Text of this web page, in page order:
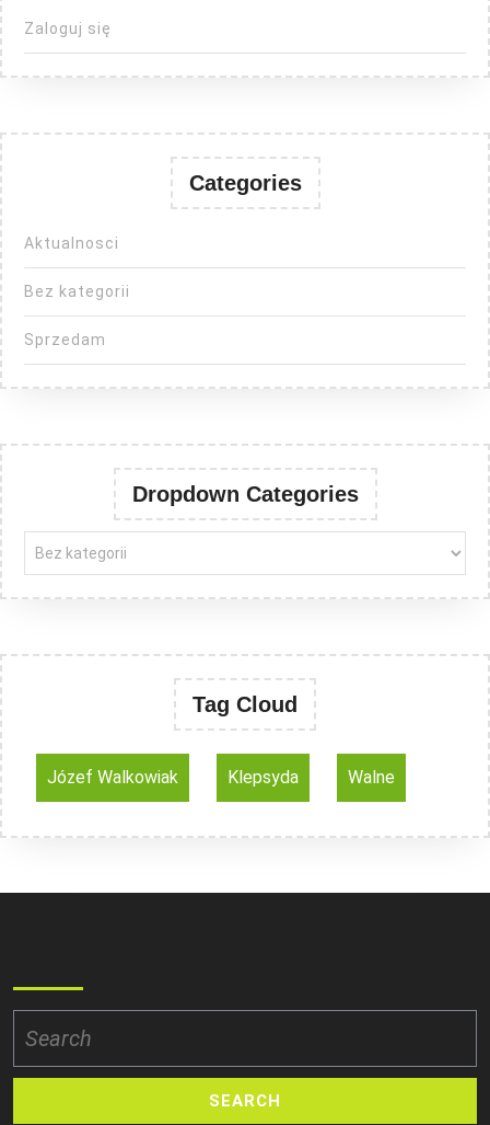
Zaloguj się
Categories
Aktualnosci
Bez kategorii
Sprzedam
Dropdown Categories
Tag Cloud
Józef Walkowiak Klepsyda Walne
for: